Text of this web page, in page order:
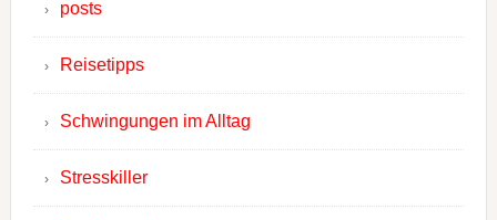
posts
Reisetipps
Schwingungen im Alltag
Stresskiller